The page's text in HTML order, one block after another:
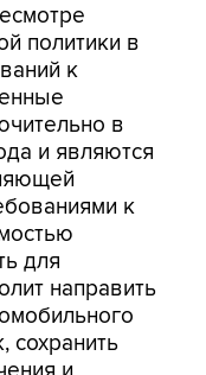
политики в
к
в
и являются
к
для
направить
сохранить